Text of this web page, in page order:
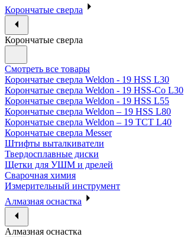
Корончатые сверла
Корончатые сверла
Смотреть все товары
Корончатые сверла Weldon - 19 HSS L30
Корончатые сверла Weldon - 19 HSS-Co L30
Корончатые сверла Weldon - 19 HSS L55
Корончатые сверла Weldon – 19 HSS L80
Корончатые сверла Weldon – 19 TCT L40
Корончатые сверла Messer
Штифты выталкиватели
Твердосплавные диски
Щетки для УШМ и дрелей
Сварочная химия
Измерительный инструмент
Алмазная оснастка
Алмазная оснастка